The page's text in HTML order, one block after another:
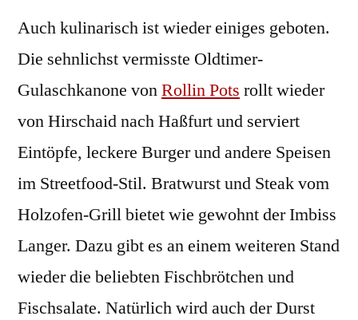
Auch kulinarisch ist wieder einiges geboten.
Die sehnlichst vermisste Oldtimer-
Gulaschkanone vonRollin Pots rollt wieder
von Hirschaid nach Haßfurt und serviert
Eintöpfe, leckere Burger und andere Speisen
im Streetfood-Stil. Bratwurst und Steak vom
Holzofen-Grill bietet wie gewohnt der Imbiss
Langer. Dazu gibt es an einem weiteren Stand
wieder die beliebten Fischbrötchen und
Fischsalate. Natürlich wird auch der Durst